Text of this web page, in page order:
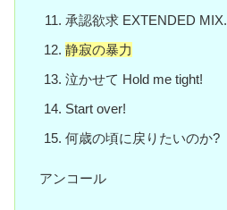
承認欲求 EXTENDED MIX.
静寂の暴力
泣かせて Hold me tight!
Start over!
何歳の頃に戻りたいのか?
アンコール